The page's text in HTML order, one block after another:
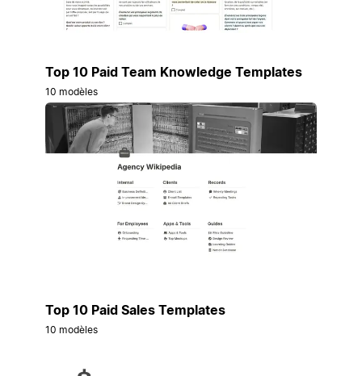
Top 10 Paid Team Knowledge Templates
10 modèles
Top 10 Paid Sales Templates
10 modèles